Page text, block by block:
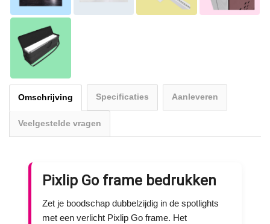
Omschrijving Specificaties Aanleveren
Veelgestelde vragen
Pixlip Go frame bedrukken
Zet je boodschap dubbelzijdig in de spotlights
met een verlicht Pixlip Go frame. Het